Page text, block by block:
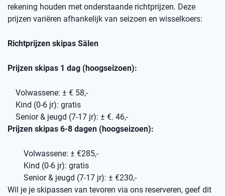
rekening houden met onderstaande richtprijzen. Deze
prijzen variëren afhankelijk van seizoen en wisselkoers:
Richtprijzen skipas Sälen
Prijzen skipas 1 dag (hoogseizoen):
Volwassene: ± € 58,-
Kind (0-6 jr): gratis
Senior & jeugd (7-17 jr): ± €. 46,-
Prijzen skipas 6-8 dagen (hoogseizoen):
Volwassene: ± €285,-
Kind (0-6 jr): gratis
Senior & jeugd (7-17 jr): ± €230,-
Wil je je skipassen van tevoren via ons reserveren, geef dit